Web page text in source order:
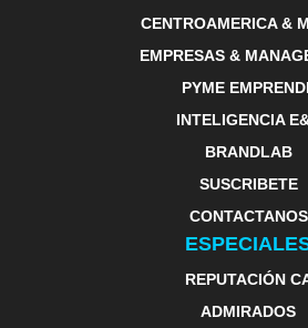
CENTROAMERICA &
EMPRESAS &
PYME
INTELIGENCIA
BRANDLAB
SUSCRIBETE
CONTACTANOS
REPUTACIÓN
ADMIRADOS